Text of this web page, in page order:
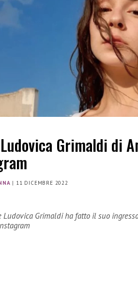
Grimaldi di
| 11 DICEMBRE 2022
Ludovica Grimaldi ha fatto il suo